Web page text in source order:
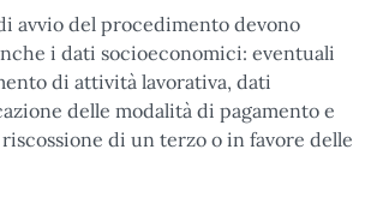
avvio del procedimento devono
i dati socioeconomici: eventuali
di attività lavorativa, dati
delle modalità di pagamento e
riscossione di un terzo o in favore delle